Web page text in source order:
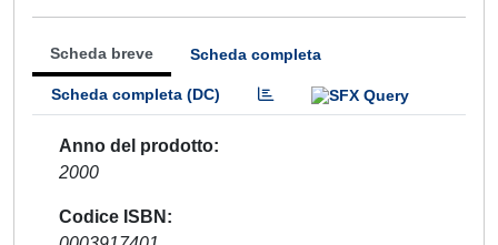
Scheda breve Scheda completa
Scheda completa (DC)
Anno del prodotto
2000
Codice ISBN